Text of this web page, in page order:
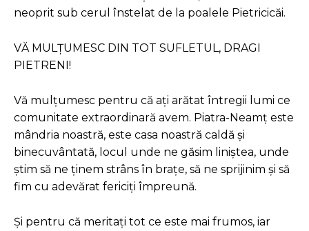
neoprit sub cerul înstelat de la poalele Pietricicăi.
VĂ MULȚUMESC DIN TOT SUFLETUL, DRAGI
PIETRENI!
Vă mulțumesc pentru că ați arătat întregii lumi ce
comunitate extraordinară avem. Piatra-Neamț este
mândria noastră, este casa noastră caldă și
binecuvântată, locul unde ne găsim liniștea, unde
știm să ne ținem strâns în brațe, să ne sprijinim și să
fim cu adevărat fericiți împreună.
Și pentru că meritați tot ce este mai frumos, iar